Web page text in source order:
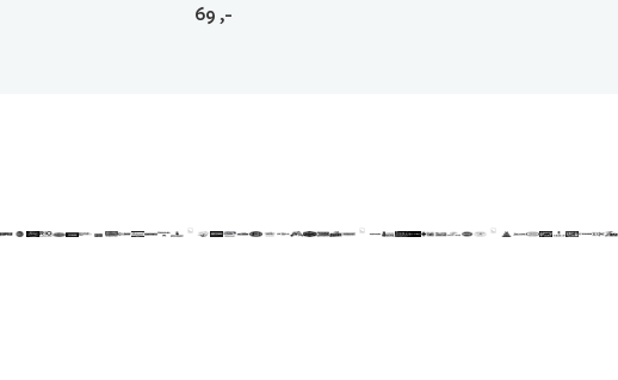
69 ,-